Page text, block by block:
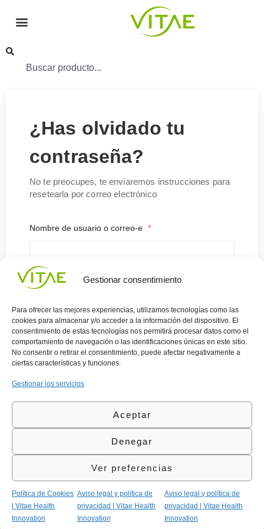
Gestionar consentimiento
Para ofrecer las mejores experiencias, utilizamos tecnologías como las
cookies para almacenar y/o acceder a la información del dispositivo. El
consentimiento de estas tecnologías nos permitirá procesar datos como el
comportamiento de navegación o las identificaciones únicas en este sitio.
No consentir o retirar el consentimiento, puede afectar negativamente a
ciertas características y funciones.
Gestionar los servicios
Aceptar
Denegar
Ver preferencias
Política de Cookies
| Vitae Health
Innovation
Aviso legal y política de
privacidad | Vitae Health
Innovation
Aviso legal y política de
privacidad | Vitae Health
Innovation
¿Has olvidado tu
contraseña?
No te preocupes, te enviaremos instrucciones para
resetearla por correo electrónico
Nombre de usuario o correo-e *
Conocenos
Vitae
l
Área
Política
de
Política
Calidad
(+34)
935
©Vitae Health Innovation S.L. Todos los derechos